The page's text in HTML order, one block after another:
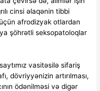
cinsi əlaqənin tibbi
afrodizyak otlardan
şöhrətli seksopatoloqlar
vasitəsilə sifariş
dövriyyənizin artırılması,
ödənilməsi və digər